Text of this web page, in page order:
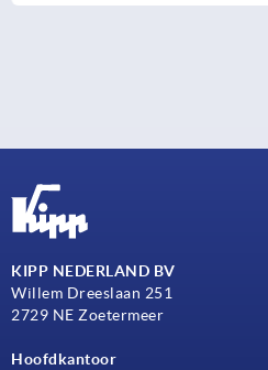
KIPP NEDERLAND BV
Willem Dreeslaan 251
2729 NE Zoetermeer
Hoofdkantoor